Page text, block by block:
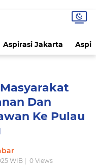
Aspirasi Jakarta
Dan
Ke Pulau
WIB | 0 Views